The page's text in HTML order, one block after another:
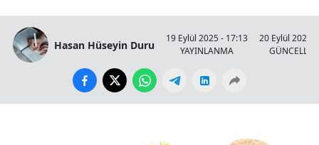
Hasan Hüseyin Duru
19 Eylül 2025 - 17:13
YAYINLANMA
20 Eylül 2025